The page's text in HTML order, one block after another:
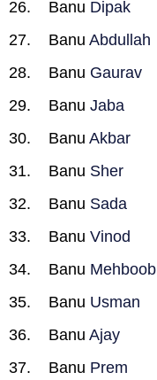
Banu Dipak
Banu Abdullah
Banu Gaurav
Banu Jaba
Banu Akbar
Banu Sher
Banu Sada
Banu Vinod
Banu Mehboob
Banu Usman
Banu Ajay
Banu Prem